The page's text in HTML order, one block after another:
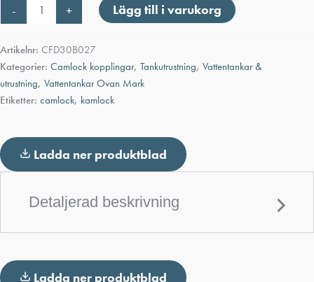
-
Hona
Invändig
3"
mängd
+ Lägg till i varukorg
Artikelnr: CFD30B027
Kategorier: Camlock kopplingar, Tankutrustning, Vattentankar &
utrustning, Vattentankar Ovan Mark
Etiketter: camlock, kamlock
Ladda ner produktblad
Detaljerad beskrivning
Ladda ner produktblad